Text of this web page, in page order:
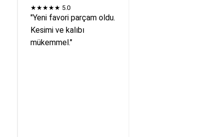
★★★★★ 5.0
"Yeni favori parçam oldu.
Kesimi ve kalıbı
mükemmel."